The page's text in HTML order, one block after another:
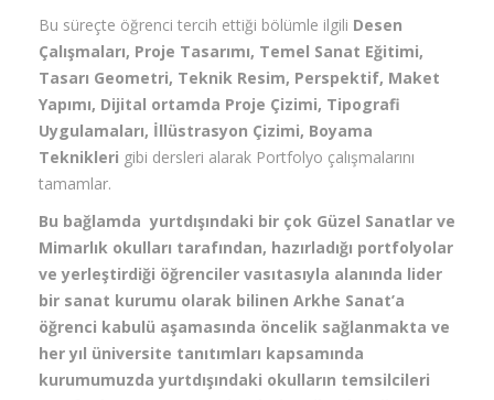
Bu süreçte öğrenci tercih ettiği bölümle ilgili Desen
Çalışmaları, Proje Tasarımı, Temel Sanat Eğitimi,
Tasarı Geometri, Teknik Resim, Perspektif, Maket
Yapımı, Dijital ortamda Proje Çizimi, Tipografi
Uygulamaları, İllüstrasyon Çizimi, Boyama
Teknikleri gibi dersleri alarak Portfolyo çalışmalarını
tamamlar.
Bu bağlamda yurtdışındaki bir çok Güzel Sanatlar ve
Mimarlık okulları tarafından, hazırladığı portfolyolar
ve yerleştirdiği öğrenciler vasıtasıyla alanında lider
bir sanat kurumu olarak bilinen Arkhe Sanat’a
öğrenci kabulü aşamasında öncelik sağlanmakta ve
her yıl üniversite tanıtımları kapsamında
kurumumuzda yurtdışındaki okulların temsilcileri